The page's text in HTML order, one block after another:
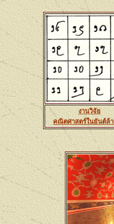
งานวิจัย
คณิตศาสตร์ในยันต์ล้